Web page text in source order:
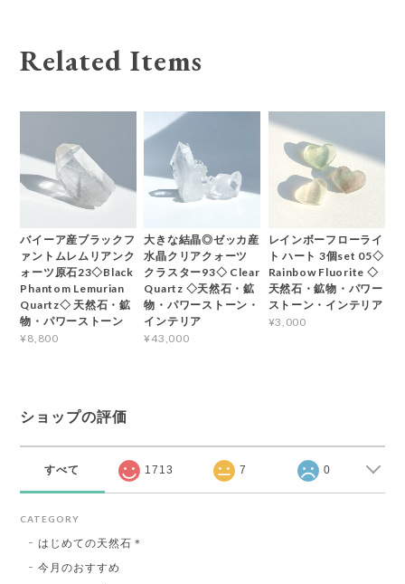
Related Items
バイーア産ブラックフ
ァントムレムリアンク
ォーツ原石23◇Black
Phantom Lemurian
Quartz◇ 天然石・鉱
物・パワーストーン
¥8,800
大きな結晶◎ゼッカ産
水晶クリアクォーツ
クラスター93◇ Clear
Quartz ◇天然石・鉱
物・パワーストーン・
インテリア
¥43,000
レインボーフローライ
ト ハート 3個set 05◇
Rainbow Fluorite ◇
天然石・鉱物・パワー
ストーン・インテリア
¥3,000
ショップの評価
すべて 1713 7 0
CATEGORY
はじめての天然石＊
今月のおすすめ